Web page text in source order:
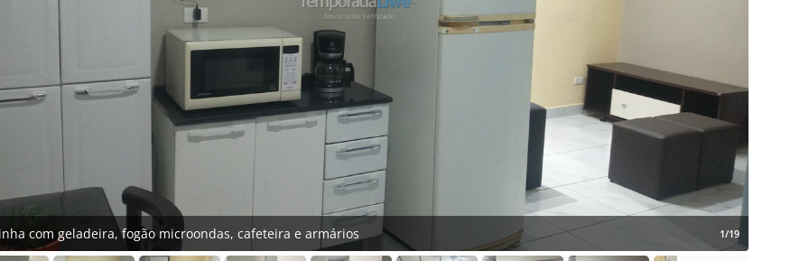
com geladeira, fogão microondas, cafeteira e armários 1/19